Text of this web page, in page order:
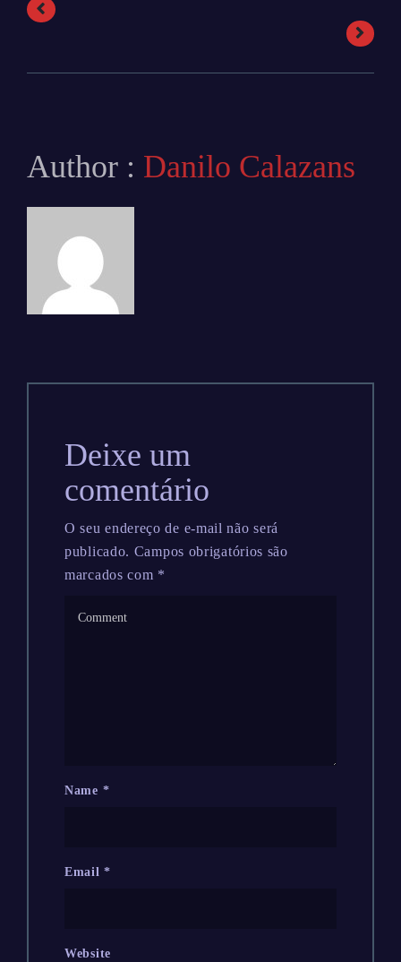
Author : Danilo Calazans
Deixe um
comentário
O seu endereço de e-mail não será
publicado. Campos obrigatórios são
marcados com *
Name *
Email*
Website